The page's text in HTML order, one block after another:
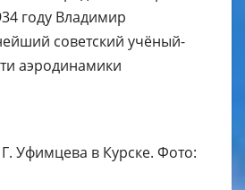
году Владимир
советский учёный-
аэродинамики
Уфимцева в Курске. Фото: